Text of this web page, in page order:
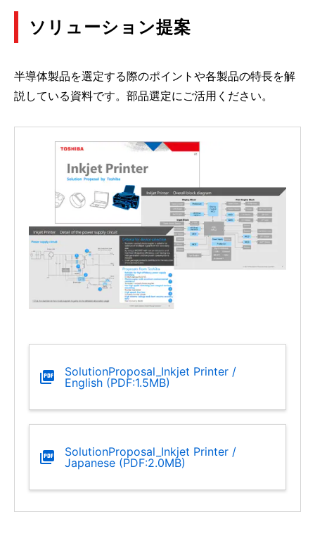
ソリューション提案
半導体製品を選定する際のポイントや各製品の特長を解
説している資料です。部品選定にご活用ください。
SolutionProposal_Inkjet Printer /
English (PDF:1.5MB)
SolutionProposal_Inkjet Printer /
Japanese (PDF:2.0MB)